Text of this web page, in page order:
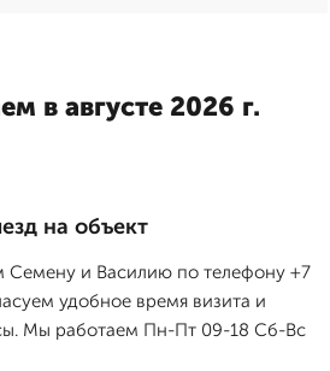
в августе 2026 г.
на объект
Семену и Василию по телефону +7
удобное время визита и
Мы работаем Пн-Пт 09-18 Сб-Вс